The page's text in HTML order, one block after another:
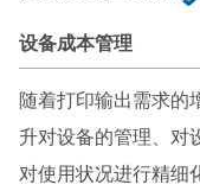
设备成本管理
随着打印输出需求的
升对设备的管理、对
对使用状况进行精细